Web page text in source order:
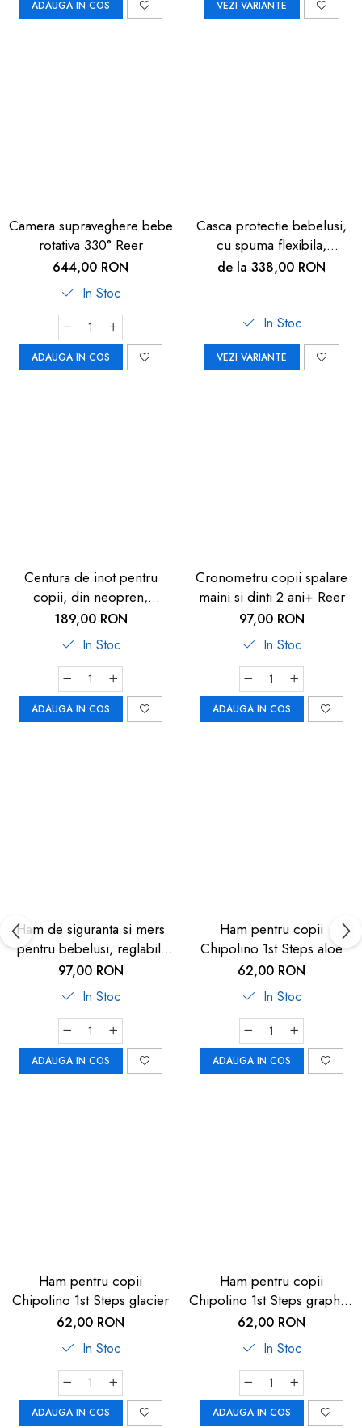
ADAUGA IN COS VEZI VARIANTE
Camera supraveghere bebe
rotativa 330° Reer
644,00 RON
In Stoc
ADAUGA IN COS
Casca protectie bebelusi,
cu spuma flexibila,
reglabila, 7-24 luni,
de la 338,00 RON
In Stoc
VEZI VARIANTE
Centura de inot pentru
copii, din neopren,
ajustabila, 15–30 kg (2-6
ani), rosie, Reer
189,00 RON
In Stoc
ADAUGA IN COS
Cronometru copii spalare
maini si dinti 2 ani+ Reer
97,00 RON
In Stoc
ADAUGA IN COS
Ham de siguranta si mers
pentru bebelusi, reglabil,
cu frau de ghidare
detasabil, Reer Travelkid
Go 53132
97,00 RON
In Stoc
ADAUGA IN COS
Ham pentru copii
Chipolino 1st Steps aloe
62,00 RON
In Stoc
ADAUGA IN COS
Ham pentru copii
Chipolino 1st Steps glacier
62,00 RON
In Stoc
ADAUGA IN COS
Ham pentru copii
Chipolino 1st Steps graphite
linen
62,00 RON
In Stoc
ADAUGA IN COS